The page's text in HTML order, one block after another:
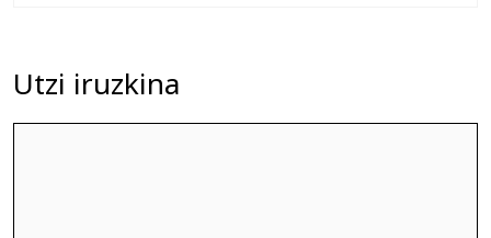
Utzi iruzkina